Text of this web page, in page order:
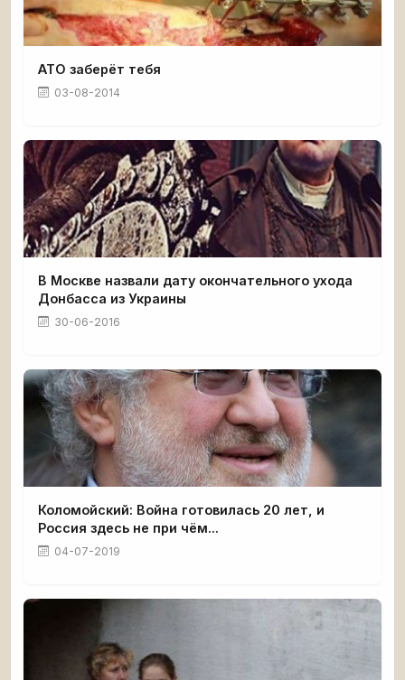
АТО заберёт тебя
03-08-2014
В Москве назвали дату окончательного ухода
Донбасса из Украины
30-06-2016
Коломойский: Война готовилась 20 лет, и
Россия здесь не при чём...
04-07-2019